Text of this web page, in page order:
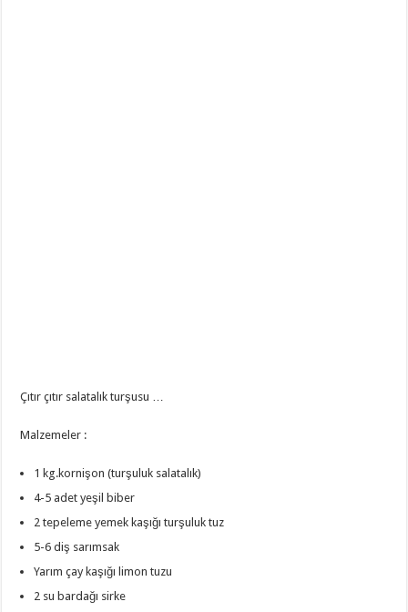
Çıtır çıtır salatalık turşusu …
Malzemeler :
1 kg.kornişon (turşuluk salatalık)
4-5 adet yeşil biber
2 tepeleme yemek kaşığı turşuluk tuz
5-6 diş sarımsak
Yarım çay kaşığı limon tuzu
2 su bardağı sirke